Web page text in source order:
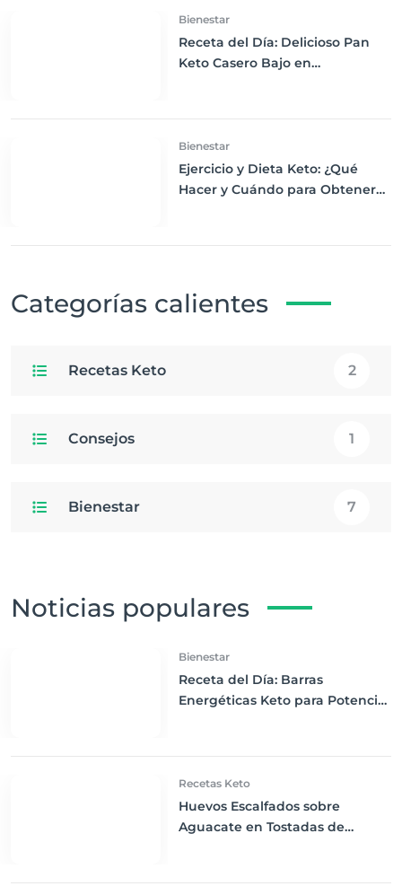
Bienestar
Receta del Día: Delicioso Pan
Keto Casero Bajo en
Bienestar
Ejercicio y Dieta Keto: ¿Qué
Hacer y Cuándo para Obtener
Categorías calientes
Recetas Keto 2
Consejos 1
Bienestar 7
Noticias populares
Bienestar
Receta del Día: Barras
Energéticas Keto para Potenciar
Recetas Keto
Huevos Escalfados sobre
Aguacate en Tostadas de